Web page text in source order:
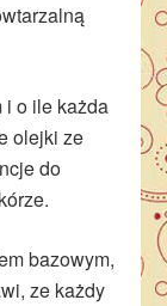
i o ile każda
olejki ze
do
bazowym,
ze każdy